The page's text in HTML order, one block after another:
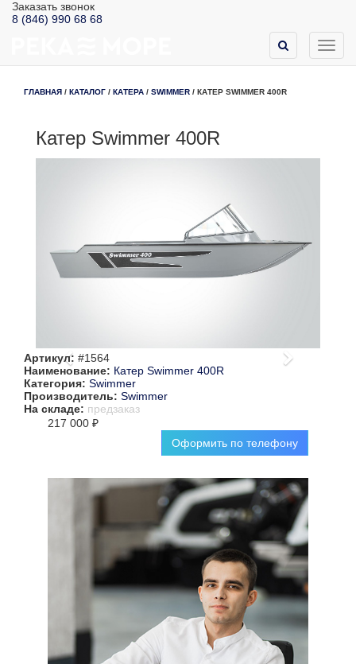
Заказать звонок
8 (846) 990 68 68
ГЛАВНАЯ / КАТАЛОГ / КАТЕРА / SWIMMER / КАТЕР SWIMMER 400R
Катер Swimmer 400R
Артикул: #1564
Наименование: Катер Swimmer 400R
Категория: Swimmer
Производитель: Swimmer
На складе: предзаказ
217 000 ₽
Оформить по телефону